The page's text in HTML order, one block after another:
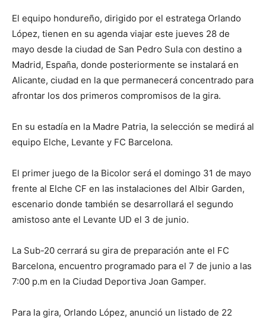
El equipo hondureño, dirigido por el estratega Orlando
López, tienen en su agenda viajar este jueves 28 de
mayo desde la ciudad de San Pedro Sula con destino a
Madrid, España, donde posteriormente se instalará en
Alicante, ciudad en la que permanecerá concentrado para
afrontar los dos primeros compromisos de la gira.
En su estadía en la Madre Patria, la selección se medirá al
equipo Elche, Levante y FC Barcelona.
El primer juego de la Bicolor será el domingo 31 de mayo
frente al Elche CF en las instalaciones del Albir Garden,
escenario donde también se desarrollará el segundo
amistoso ante el Levante UD el 3 de junio.
La Sub-20 cerrará su gira de preparación ante el FC
Barcelona, encuentro programado para el 7 de junio a las
7:00 p.m en la Ciudad Deportiva Joan Gamper.
Para la gira, Orlando López, anunció un listado de 22